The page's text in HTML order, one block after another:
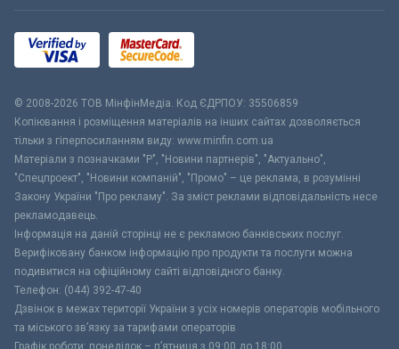
© 2008-2026 ТОВ МiнфiнМедiа. Код ЄДРПОУ: 35506859
Копіювання і розміщення матеріалів на інших сайтах дозволяється
тільки з гіперпосиланням виду: www.minfin.com.ua
Матеріали з позначками "Р", "Новини партнерів", "Актуально",
"Спецпроект", "Новини компаній", "Промо" – це реклама, в розумінні
Закону України "Про рекламу". За зміст реклами відповідальність несе
рекламодавець.
Інформація на даній сторінці не є рекламою банківських послуг.
Верифіковану банком інформацію про продукти та послуги можна
подивитися на офіційному сайті відповідного банку.
Телефон: (044) 392-47-40
Дзвінок в межах території України з усіх номерів операторів мобільного
та міського зв’язку за тарифами операторів
Графік роботи: понеділок – п’ятниця з 09:00 до 18:00